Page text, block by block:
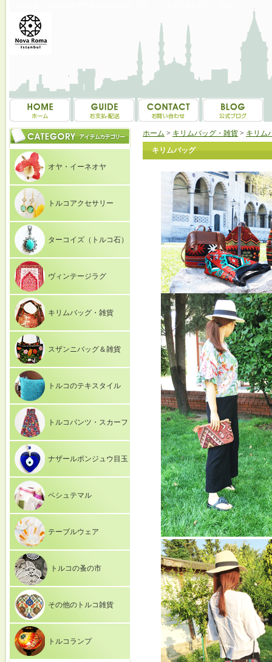
オヤ・イーネオヤ
トルコアクセサリー
ターコイズ（トルコ石）
ヴィンテージラグ
キリムバッグ・雑貨
スザンニバッグ＆雑貨
トルコのテキスタイル
トルコパンツ・スカーフ
ナザールボンジュウ目玉
ペシュテマル
テーブルウェア
トルコの蚤の市
その他のトルコ雑貨
トルコランプ
ホーム > キリムバッグ・雑貨 > キリム
キリムバッグ